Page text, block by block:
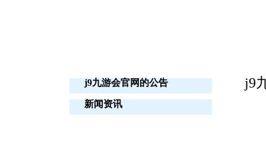
j9九游会官网的公告
新闻资讯
j9